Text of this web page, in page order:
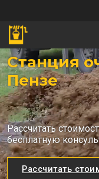
Станция
Пензе
Рассчитать
бесплатную
Рассчитать